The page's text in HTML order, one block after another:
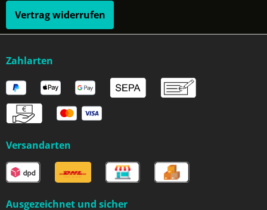
Vertrag widerrufen
Zahlarten
Versandarten
Ausgezeichnet und sicher